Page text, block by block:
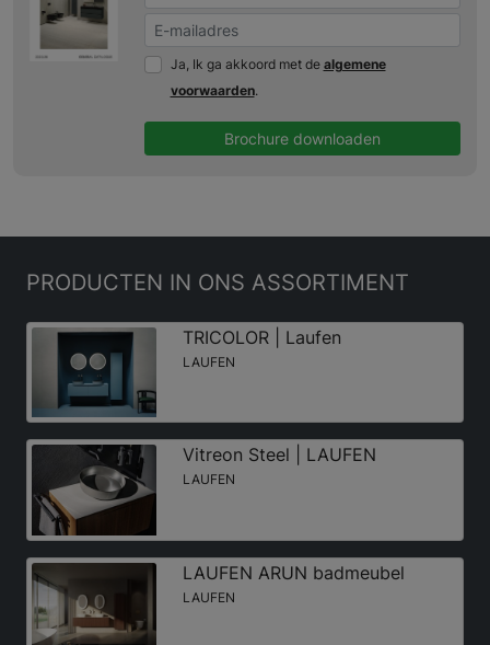
Ja, Ik ga akkoord met de algemene
voorwaarden.
Brochure downloaden
PRODUCTEN IN ONS ASSORTIMENT
TRICOLOR | Laufen
LAUFEN
Vitreon Steel | LAUFEN
LAUFEN
LAUFEN ARUN badmeubel
LAUFEN